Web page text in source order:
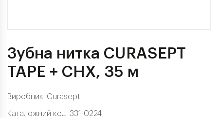
Зубна нитка CURASEPT
TAPE + CHX, 35 м
Виробник: Curasept
Каталожний код: 331-0224